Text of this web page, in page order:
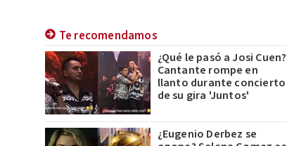
Te recomendamos
¿Qué le pasó a Josi Cuen?
Cantante rompe en
llanto durante concierto
de su gira 'Juntos'
¿Eugenio Derbez se